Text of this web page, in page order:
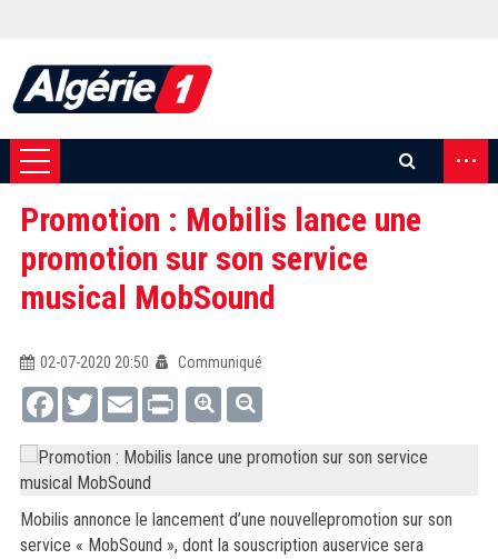
...
Promotion : Mobilis lance une
promotion sur son service
musical MobSound
02-07-2020 20:50
Communiqué
FacebookTwitterEmail Print
Mobilis annonce le lancement d’une nouvellepromotion sur son
service « MobSound », dont la souscription auservice sera